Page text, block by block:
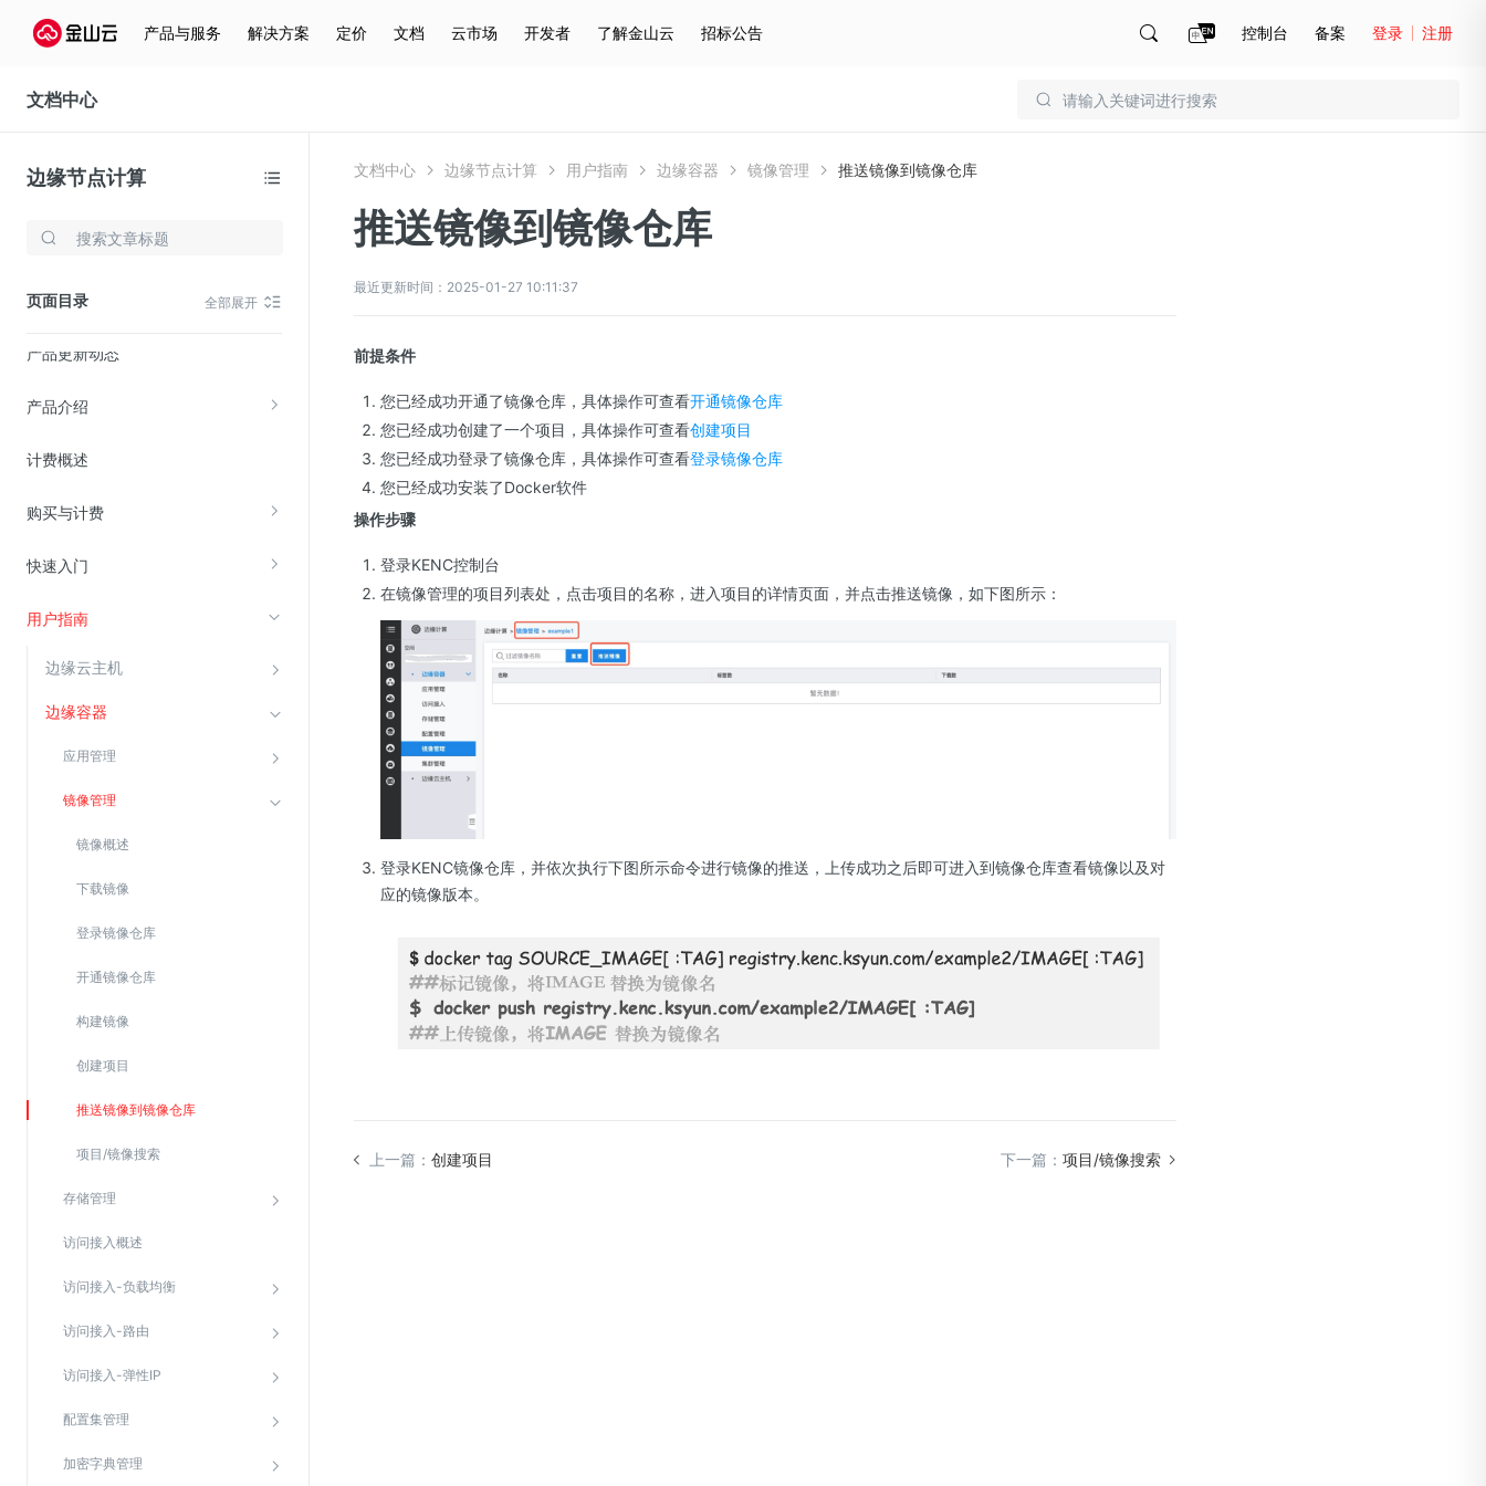
产品与服务 解决方案 定价 文档 云市场 开发者 了解金山云 招标公告 控制台 备案 登录 注册
文档中心
边缘节点计算
页面目录 全部展开
产品更新动态
产品介绍
计费概述
购买与计费
快速入门
用户指南
边缘云主机
边缘容器
应用管理
镜像管理
镜像概述
下载镜像
登录镜像仓库
开通镜像仓库
构建镜像
创建项目
推送镜像到镜像仓库
项目/镜像搜索
存储管理
访问接入概述
访问接入-负载均衡
访问接入-路由
访问接入-弹性IP
配置集管理
加密字典管理
存储与云分发
对象存储(KS3)
全站加速
云转码(KET)
边缘节点计算
云安全
金山云云防火墙
大模型应用防火墙
DDoS原生高防
主机安全
云安全中心
应急响应
合规性
资质认证
欧盟数据保护条例（GDPR）
文档中心 边缘节点计算 用户指南 边缘容器 镜像管理 推送镜像到镜像仓库
推送镜像到镜像仓库
最近更新时间：2025-01-27 10:11:37
前提条件
您已经成功开通了镜像仓库，具体操作可查看开通镜像仓库
您已经成功创建了一个项目，具体操作可查看创建项目
您已经成功登录了镜像仓库，具体操作可查看登录镜像仓库
您已经成功安装了Docker软件
操作步骤
登录KENC控制台
在镜像管理的项目列表处，点击项目的名称，进入项目的详情页面，并点击推送镜像，如下图所示：
登录KENC镜像仓库，并依次执行下图所示命令进行镜像的推送，上传成功之后即可进入到镜像仓库查看镜像以及对
应的镜像版本。
上一篇： 创建项目 下一篇： 项目/镜像搜索